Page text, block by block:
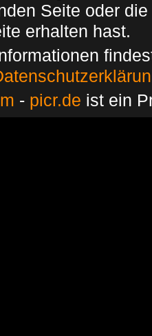
Seite oder
erhalten hast.
- picr.de ist ein